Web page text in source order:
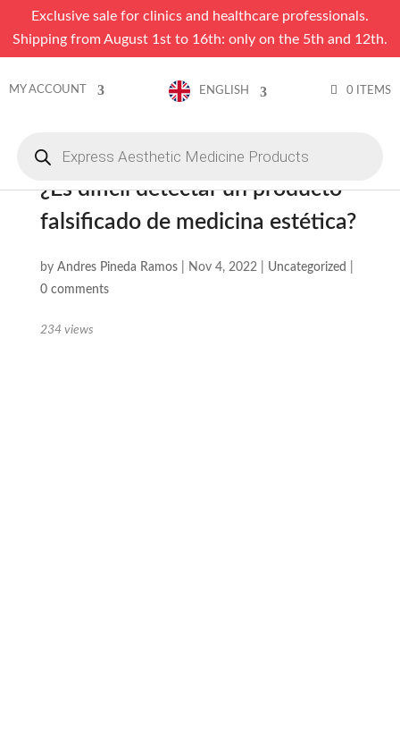
Exclusive sale for clinics and healthcare professionals.
Shipping from August 1st to 16th: only on the 5th and 12th.
MY ACCOUNT ENGLISH 0 ITEMS
search
¿Es difícil detectar un producto
falsificado de medicina estética?
by Andres Pineda Ramos| Nov 4, 2022| Uncategorized
0 comments
234views